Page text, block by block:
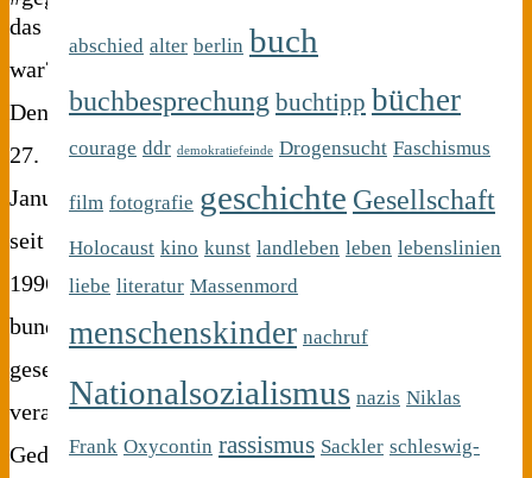
das
war?
Den
27.
Januar,
seit
1996
bundesweit
gesetzlich
verankerter
Gedenktag
abschied alter berlin buch
buchbesprechung buchtipp bücher
courage ddr demokratiefeinde Drogensucht Faschismus
film fotografie geschichte Gesellschaft
Holocaust kino kunst landleben leben lebenslinien
liebe literatur Massenmord
menschenskinder nachruf
Nationalsozialismus nazis Niklas
Frank Oxycontin rassismus Sackler schleswig-